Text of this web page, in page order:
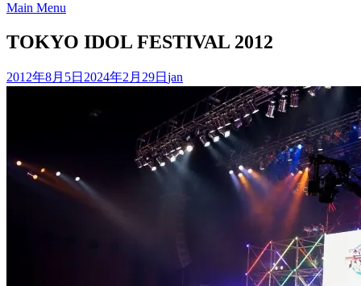
Main Menu
TOKYO IDOL FESTIVAL 2012
2012年8月5日 2024年2月29日 jan